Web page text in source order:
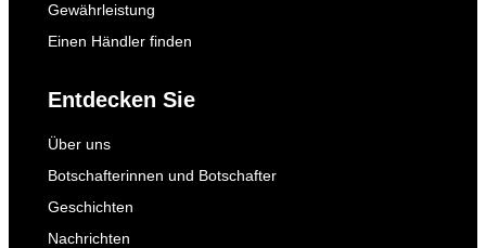
Gewährleistung
Einen Händler finden
Entdecken Sie
Über uns
Botschafterinnen und Botschafter
Geschichten
Nachrichten